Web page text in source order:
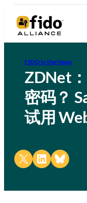
FIDO in the News
ZDNet
密码？
试用
Share on X Share on LinkedIn
Share on